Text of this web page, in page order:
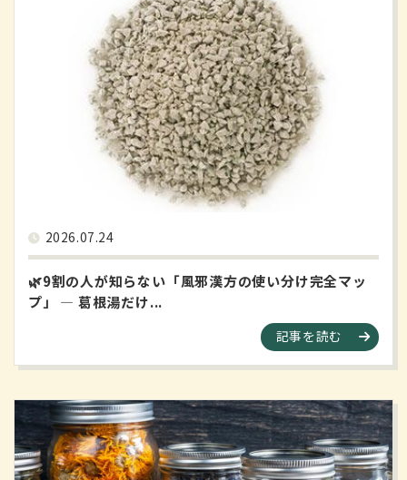
2026.07.24
🌿9割の人が知らない「風邪漢方の使い分け完全マッ
プ」 ― 葛根湯だけ...
記事を読む